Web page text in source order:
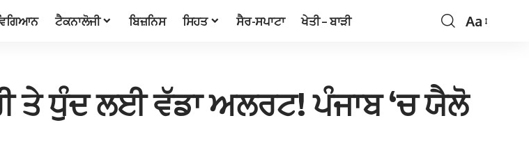
ਟੈਕਨਾਲੋਜੀ ਬਿਜ਼ਨਿਸ ਸਿਹਤ ਸੈਰ-ਸਪਾਟਾ ਖੇਤੀ – ਬਾੜੀ Aa
ਤੇ ਧੁੰਦ ਲਈ ਵੱਡਾ ਅਲਰਟ! ਪੰਜਾਬ ‘ਚ ਯੈਲੋ